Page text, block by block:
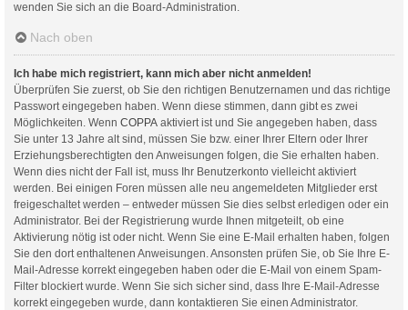
wenden Sie sich an die Board-Administration.
Nach oben
Ich habe mich registriert, kann mich aber nicht anmelden!
Überprüfen Sie zuerst, ob Sie den richtigen Benutzernamen und das richtige
Passwort eingegeben haben. Wenn diese stimmen, dann gibt es zwei
Möglichkeiten. Wenn COPPA aktiviert ist und Sie angegeben haben, dass
Sie unter 13 Jahre alt sind, müssen Sie bzw. einer Ihrer Eltern oder Ihrer
Erziehungsberechtigten den Anweisungen folgen, die Sie erhalten haben.
Wenn dies nicht der Fall ist, muss Ihr Benutzerkonto vielleicht aktiviert
werden. Bei einigen Foren müssen alle neu angemeldeten Mitglieder erst
freigeschaltet werden – entweder müssen Sie dies selbst erledigen oder ein
Administrator. Bei der Registrierung wurde Ihnen mitgeteilt, ob eine
Aktivierung nötig ist oder nicht. Wenn Sie eine E-Mail erhalten haben, folgen
Sie den dort enthaltenen Anweisungen. Ansonsten prüfen Sie, ob Sie Ihre E-
Mail-Adresse korrekt eingegeben haben oder die E-Mail von einem Spam-
Filter blockiert wurde. Wenn Sie sich sicher sind, dass Ihre E-Mail-Adresse
korrekt eingegeben wurde, dann kontaktieren Sie einen Administrator.